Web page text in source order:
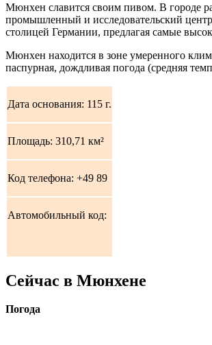
Мюнхен славится своим пивом. В городе
промышленный и исследовательский
столицей Германии, предлагая самые
Мюнхен находится в зоне умеренного
паспурная, дождливая погода (средняя
Дата основания: 115 г.
Площадь: 310,71 км²
Код телефона: +49 89
Автомобильный код:
Сейчас в Мюнхене
Погода